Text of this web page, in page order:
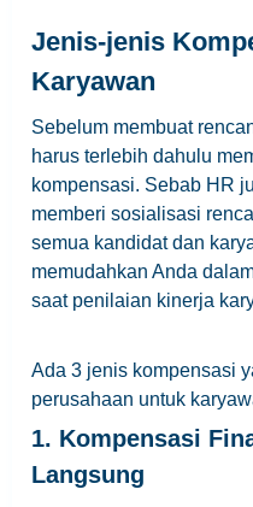
Jenis-jenis
Karyawan
Sebelum membuat
harus terlebih dahulu
kompensasi. Sebab HR
memberi sosialisasi
semua kandidat dan
memudahkan Anda
saat penilaian kinerja
Ada 3 jenis kompensasi
perusahaan untuk
1. Kompensasi
Langsung